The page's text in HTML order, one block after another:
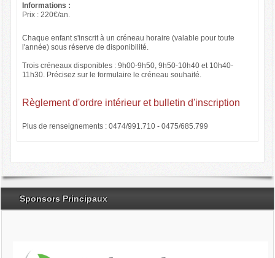
Informations :
Prix : 220€/an.
Chaque enfant s'inscrit à un créneau horaire (valable pour toute
l'année) sous réserve de disponibilité.
Trois créneaux disponibles : 9h00-9h50, 9h50-10h40 et 10h40-
11h30. Précisez sur le formulaire le créneau souhaité.
Règlement d'ordre intérieur et bulletin d'inscription
Plus de renseignements : 0474/991.710 - 0475/685.799
Sponsors Principaux